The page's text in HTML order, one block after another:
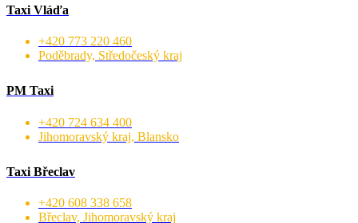
Taxi Vláďa
+420 773 220 460
Poděbrady, Středočeský kraj
PM Taxi
+420 724 634 400
Jihomoravský kraj, Blansko
Taxi Břeclav
+420 608 338 658
Břeclav, Jihomoravský kraj